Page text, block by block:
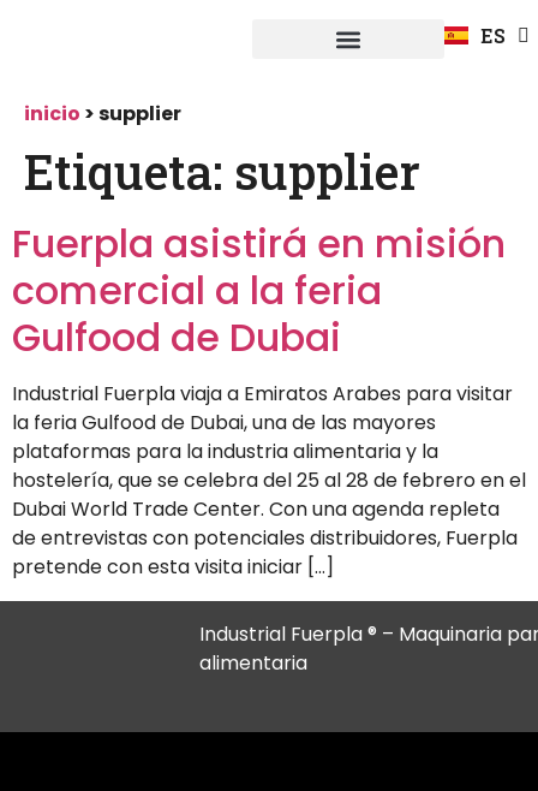
ES
DE
inicio >supplier
Etiqueta: supplier
Fuerpla asistirá en misión
comercial a la feria
Gulfood de Dubai
Industrial Fuerpla viaja a Emiratos Arabes para visitar
la feria Gulfood de Dubai, una de las mayores
plataformas para la industria alimentaria y la
hostelería, que se celebra del 25 al 28 de febrero en el
Dubai World Trade Center. Con una agenda repleta
de entrevistas con potenciales distribuidores, Fuerpla
pretende con esta visita iniciar […]
Industrial Fuerpla ® – Maquinaria
alimentaria